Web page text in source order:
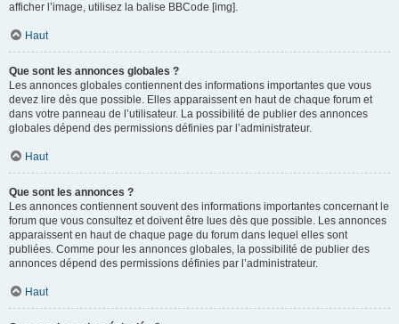
afficher l’image, utilisez la balise BBCode [img].
Haut
Que sont les annonces globales ?
Les annonces globales contiennent des informations importantes que vous
devez lire dès que possible. Elles apparaissent en haut de chaque forum et
dans votre panneau de l’utilisateur. La possibilité de publier des annonces
globales dépend des permissions définies par l’administrateur.
Haut
Que sont les annonces ?
Les annonces contiennent souvent des informations importantes concernant le
forum que vous consultez et doivent être lues dès que possible. Les annonces
apparaissent en haut de chaque page du forum dans lequel elles sont
publiées. Comme pour les annonces globales, la possibilité de publier des
annonces dépend des permissions définies par l’administrateur.
Haut